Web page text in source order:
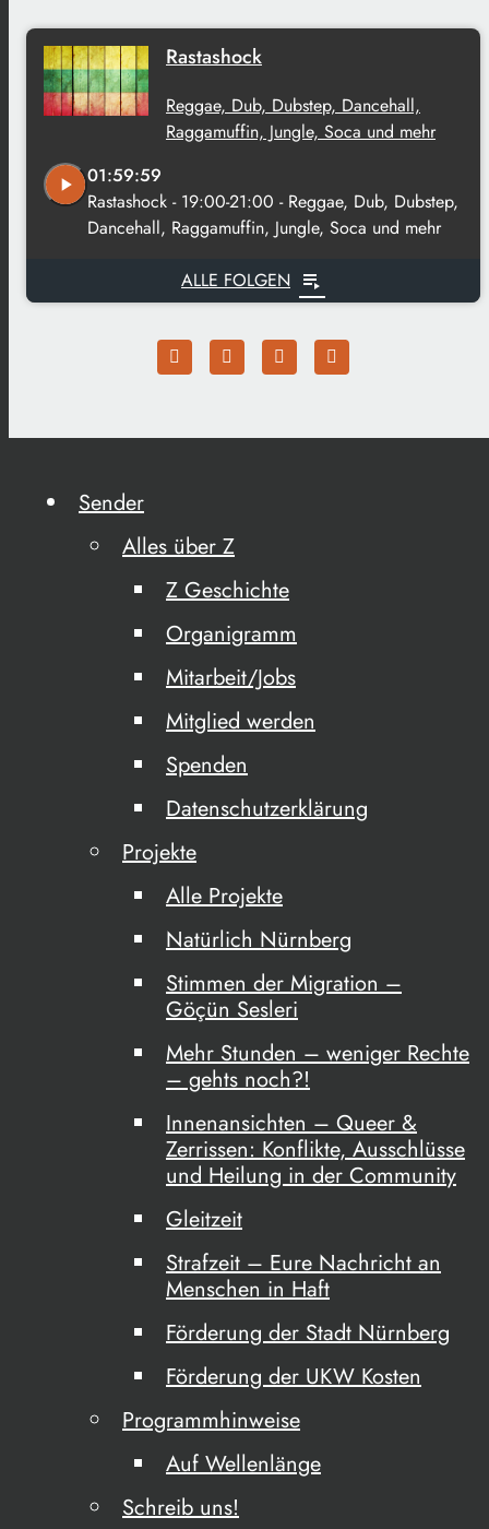
Rastashock
Reggae, Dub, Dubstep, Dancehall,
Raggamuffin, Jungle, Soca und mehr
play_arrow
01:59:59
Rastashock - 19:00-21:00 - Reggae, Dub, Dubstep,
Dancehall, Raggamuffin, Jungle, Soca und mehr
ALLE FOLGEN playlist_play
Sender
Alles über Z
Z Geschichte
Organigramm
Mitarbeit/Jobs
Mitglied werden
Spenden
Datenschutzerklärung
Projekte
Alle Projekte
Natürlich Nürnberg
Stimmen der Migration –
Göçün Sesleri
Mehr Stunden – weniger Rechte
– gehts noch?!
Innenansichten – Queer &
Zerrissen: Konflikte, Ausschlüsse
und Heilung in der Community
Gleitzeit
Strafzeit – Eure Nachricht an
Menschen in Haft
Förderung der Stadt Nürnberg
Förderung der UKW Kosten
Programmhinweise
Auf Wellenlänge
Schreib uns!